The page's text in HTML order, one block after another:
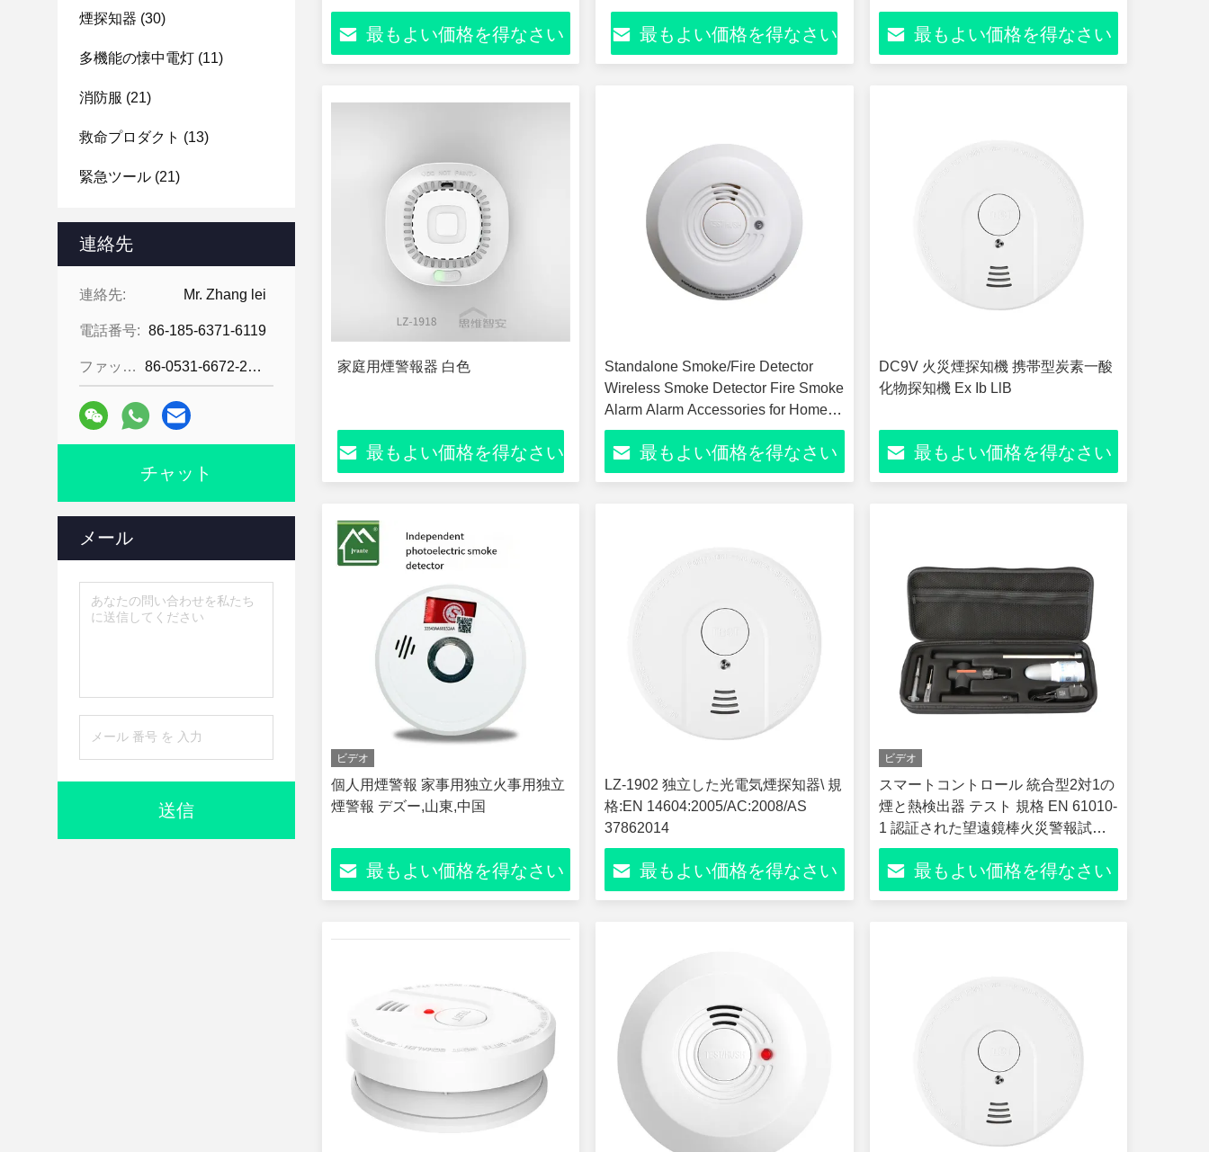
煙探知器 (30)
多機能の懐中電灯 (11)
消防服 (21)
救命プロダクト (13)
緊急ツール (21)
連絡先
連絡先: Mr. Zhang lei
電話番号: 86-185-6371-6119
ファックス: 86-0531-6672-2545
チャット
メール
送信
85dB高音響煙警報器暖かいホームオ
フィスのための天井マウント火災安
全センサー
最もよい価格を得なさい 最もよい価格を得なさい
器,ホームオフィスホテル用の天井マ
ウント火災安全センサー
最もよい価格を得なさい
家庭用煙警報器 白色
最もよい価格を得なさい
Standalone Smoke/Fire Detector
Wireless Smoke Detector Fire Smoke
Alarm Alarm Accessories for Home
Security
最もよい価格を得なさい
DC9V 火災煙探知機 携帯型炭素一酸
化物探知機 Ex Ib LlB
最もよい価格を得なさい
ビデオ
個人用煙警報 家事用独立火事用独立
煙警報 デズー,山東,中国
最もよい価格を得なさい
LZ-1902 独立した光電気煙探知器\ 規
格:EN 14604:2005/AC:2008/AS
37862014
最もよい価格を得なさい
ビデオ
スマートコントロール 統合型2対1の
煙と熱検出器 テスト 規格 EN 61010-
1 認証された望遠鏡棒火災警報試験
ツール
最もよい価格を得なさい